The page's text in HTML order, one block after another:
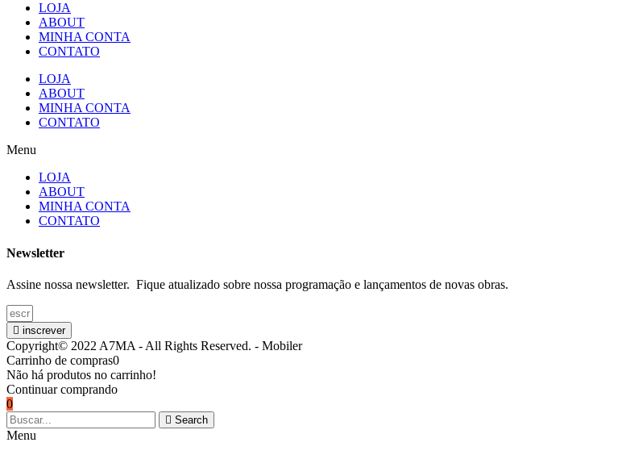
LOJA
ABOUT
MINHA CONTA
CONTATO
LOJA
ABOUT
MINHA CONTA
CONTATO
Menu
LOJA
ABOUT
MINHA CONTA
CONTATO
Newsletter
Assine nossa newsletter. Fique atualizado sobre nossa programação e lançamentos de novas obras.
inscrever
Copyright© 2022 A7MA - All Rights Reserved. - Mobiler
Carrinho de compras0
Não há produtos no carrinho!
Continuar comprando
0
Search
Menu